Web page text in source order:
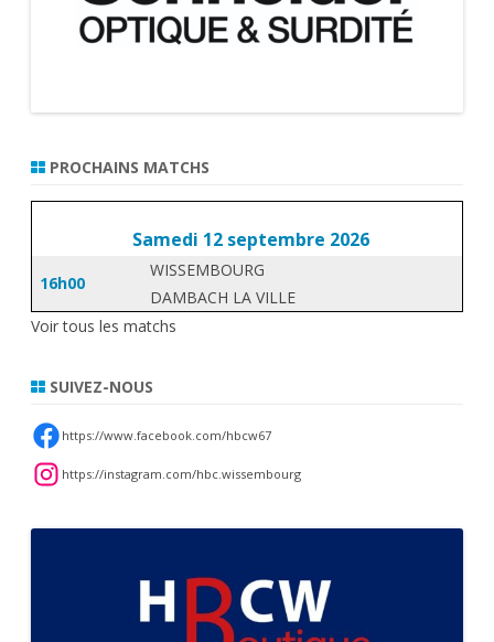
PROCHAINS MATCHS
Samedi 12 septembre 2026
16h00
WISSEMBOURG
DAMBACH LA VILLE
Voir tous les matchs
SUIVEZ-NOUS
https://www.facebook.com/hbcw67
https://instagram.com/hbc.wissembourg